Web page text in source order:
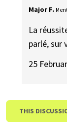
Major F.
La
parlé, sur
25
THIS